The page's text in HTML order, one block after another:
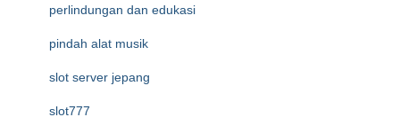
perlindungan dan edukasi
pindah alat musik
slot server jepang
slot777